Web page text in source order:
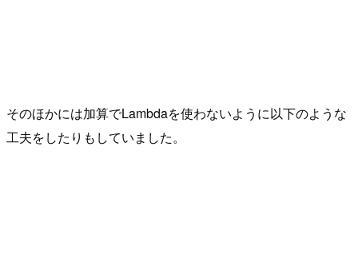
そのほかには加算でLambdaを使わないように以下のような
工夫をしたりもしていました。